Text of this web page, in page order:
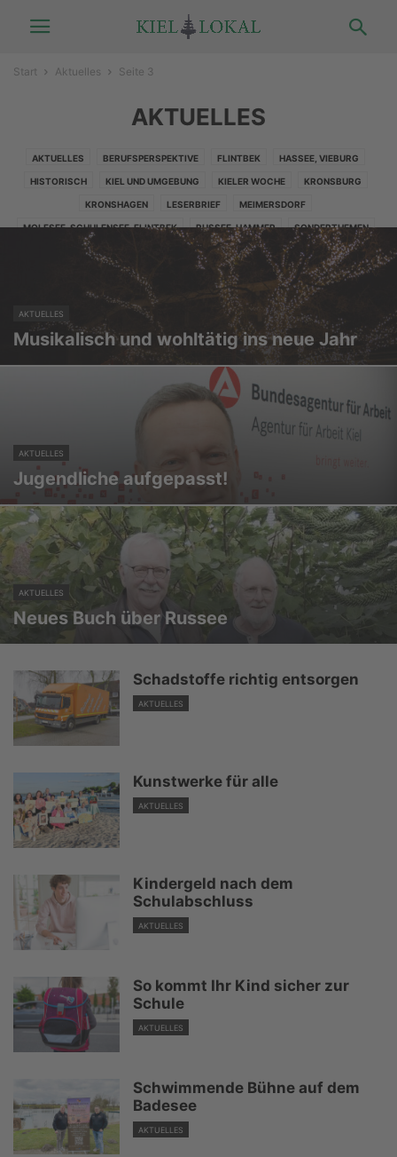
Start Aktuelles Seite 3
AKTUELLES
AKTUELLES BERUFSPERSPEKTIVE FLINTBEK HASSEE, VIEBURG
HISTORISCH KIEL UND UMGEBUNG KIELER WOCHE KRONSBURG
KRONSHAGEN LESERBRIEF MEIMERSDORF
MOLFSEE, SCHULENSEE, FLINTBEK RUSSEE, HAMMER SONDERTHEMEN
UMWELTSCHUTZ VERLOSUNG
AKTUELLES
Musikalisch und wohltätig ins neue Jahr
AKTUELLES
Jugendliche aufgepasst!
AKTUELLES
Neues Buch über Russee
Schadstoffe richtig entsorgen
AKTUELLES
Kunstwerke für alle
AKTUELLES
Kindergeld nach dem
Schulabschluss
AKTUELLES
So kommt Ihr Kind sicher zur
Schule
AKTUELLES
Schwimmende Bühne auf dem
Badesee
AKTUELLES